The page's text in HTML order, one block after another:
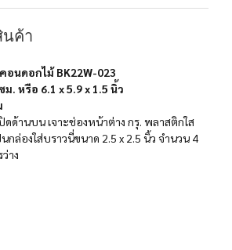
นค้า
นดอกไม้ BK22W-023
. หรือ 6.1 x 5.9 x 1.5 นิ้ว
ดด้านบน เจาะช่องหน้าต่าง กรุ. พลาสติกใส
กล่องใส่บราวนี่ขนาด 2.5 x 2.5 นิ้ว จำนวน 4
าง